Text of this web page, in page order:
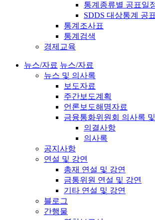
통계종류별 공표일
SDDS 대상통계 공
통계조사표
통계검색
경제교육
뉴스/자료 뉴스/자료
뉴스 및 의사록
보도자료
주간보도계획
언론보도해명자료
금융통화위원회 의사록
의결사항
의사록
공지사항
연설 및 강연
총재 연설 및 강연
금통위원 연설 및 강연
기타 연설 및 강연
블로그
간행물